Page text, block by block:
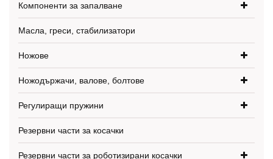
Компоненти за запалване
Масла, греси, стабилизатори
Ножове
Ножодържачи, валове, болтове
Регулиращи пружини
Резервни части за косачки
Резервни части за роботизирани косачки